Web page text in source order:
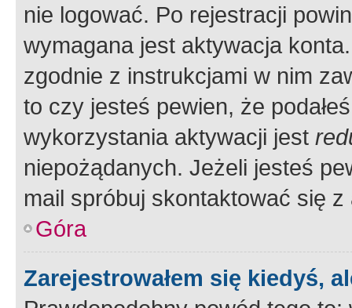
nie logować. Po rejestracji
wymagana jest aktywacja
zgodnie z instrukcjami w nim
to czy jesteś pewien, że
wykorzystania aktywacji jest
niepożądanych. Jeżeli jesteś
mail spróbuj skontaktować się
Góra
Zarejestrowałem się kiedyś,